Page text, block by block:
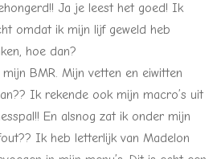
Ja je leest het goed! Ik
omdat ik mijn lijf geweld heb
hoe dan?
BMR. Mijn vetten en eiwitten
Ik rekende ook mijn macro’s uit
En alsnog zat ik onder mijn
Ik heb letterlijk van Madelon